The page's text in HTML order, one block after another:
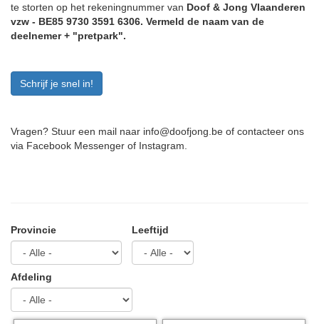
te storten op het rekeningnummer van Doof & Jong Vlaanderen
vzw - BE85 9730 3591 6306. Vermeld de naam van de
deelnemer + "pretpark".
Schrijf je snel in!
Vragen? Stuur een mail naar info@doofjong.be of contacteer ons
via Facebook Messenger of Instagram.
Provincie Leeftijd
Afdeling